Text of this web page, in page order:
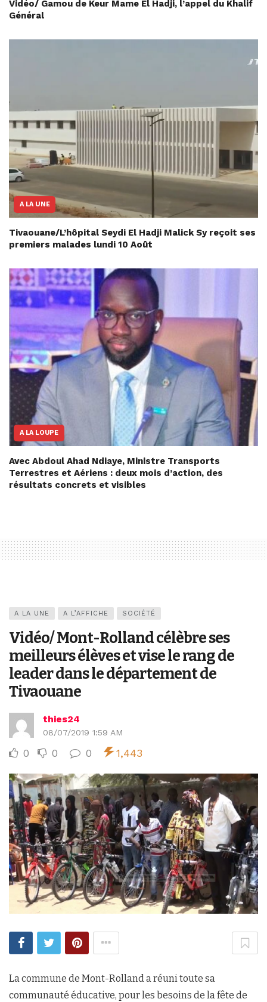
Vidéo/ Gamou de Keur Mame El Hadji, l’appel du Khalif
Général
A LA UNE
Tivaouane/L’hôpital Seydi El Hadji Malick Sy reçoit ses
premiers malades lundi 10 Août
A LA LOUPE
Avec Abdoul Ahad Ndiaye, Ministre Transports
Terrestres et Aériens : deux mois d’action, des
résultats concrets et visibles
A LA UNE A L’AFFICHE SOCIÉTÉ
Vidéo/ Mont-Rolland célèbre ses
meilleurs élèves et vise le rang de
leader dans le département de
Tivaouane
thies24
08/07/2019 1:59 AM
0 0 0 1,443
La commune de Mont-Rolland a réuni toute sa
communauté éducative, pour les besoins de la fête de